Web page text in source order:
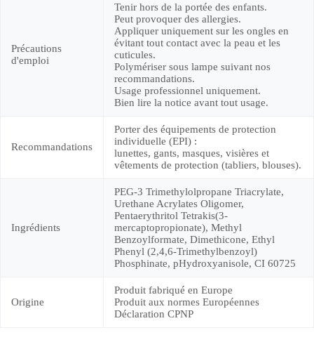
Précautions
d'emploi
Tenir hors de la portée des enfants.
Peut provoquer des allergies.
Appliquer uniquement sur les ongles en
évitant tout contact avec la peau et les
cuticules.
Polymériser sous lampe suivant nos
recommandations.
Usage professionnel uniquement.
Bien lire la notice avant tout usage.
Recommandations
Porter des équipements de protection
individuelle (EPI) :
lunettes, gants, masques, visières et
vêtements de protection (tabliers, blouses).
Ingrédients
PEG-3 Trimethylolpropane Triacrylate,
Urethane Acrylates Oligomer,
Pentaerythritol Tetrakis(3-
mercaptopropionate), Methyl
Benzoylformate, Dimethicone, Ethyl
Phenyl (2,4,6-Trimethylbenzoyl)
Phosphinate, pHydroxyanisole, CI 60725
Origine
Produit fabriqué en Europe
Produit aux normes Européennes
Déclaration CPNP